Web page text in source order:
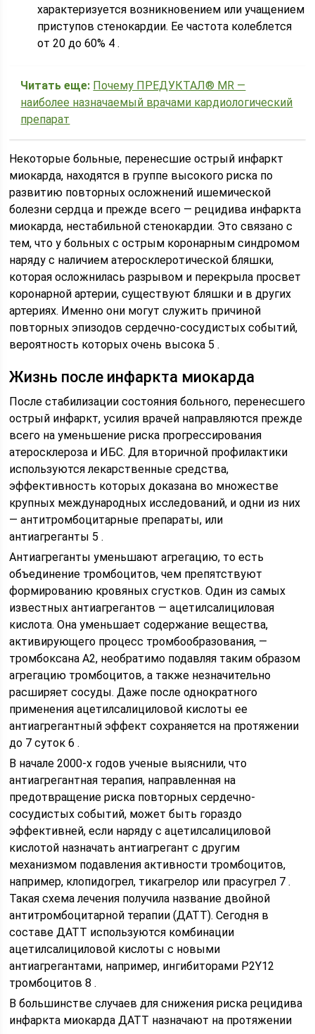
характеризуется возникновением или учащением
приступов стенокардии. Ее частота колеблется
от 20 до 60% 4 .
Читать еще: Почему ПРЕДУКТАЛ® МR —
наиболее назначаемый врачами кардиологический
препарат
Некоторые больные, перенесшие острый инфаркт
миокарда, находятся в группе высокого риска по
развитию повторных осложнений ишемической
болезни сердца и прежде всего — рецидива инфаркта
миокарда, нестабильной стенокардии. Это связано с
тем, что у больных с острым коронарным синдромом
наряду с наличием атеросклеротической бляшки,
которая осложнилась разрывом и перекрыла просвет
коронарной артерии, существуют бляшки и в других
артериях. Именно они могут служить причиной
повторных эпизодов сердечно-сосудистых событий,
вероятность которых очень высока 5 .
Жизнь после инфаркта миокарда
После стабилизации состояния больного, перенесшего
острый инфаркт, усилия врачей направляются прежде
всего на уменьшение риска прогрессирования
атеросклероза и ИБС. Для вторичной профилактики
используются лекарственные средства,
эффективность которых доказана во множестве
крупных международных исследований, и одни из них
— антитромбоцитарные препараты, или
антиагреганты 5 .
Антиагреганты уменьшают агрегацию, то есть
объединение тромбоцитов, чем препятствуют
формированию кровяных сгустков. Один из самых
известных антиагрегантов — ацетилсалициловая
кислота. Она уменьшает содержание вещества,
активирующего процесс тромбообразования, —
тромбоксана А2, необратимо подавляя таким образом
агрегацию тромбоцитов, а также незначительно
расширяет сосуды. Даже после однократного
применения ацетилсалициловой кислоты ее
антиагрегантный эффект сохраняется на протяжении
до 7 суток 6 .
В начале 2000-х годов ученые выяснили, что
антиагрегантная терапия, направленная на
предотвращение риска повторных сердечно-
сосудистых событий, может быть гораздо
эффективней, если наряду с ацетилсалициловой
кислотой назначать антиагрегант с другим
механизмом подавления активности тромбоцитов,
например, клопидогрел, тикагрелор или прасугрел 7 .
Такая схема лечения получила название двойной
антитромбоцитарной терапии (ДАТТ). Сегодня в
составе ДАТТ используются комбинации
ацетилсалициловой кислоты с новыми
антиагрегантами, например, ингибиторами P2Y12
тромбоцитов 8 .
В большинстве случаев для снижения риска рецидива
инфаркта миокарда ДАТТ назначают на протяжении